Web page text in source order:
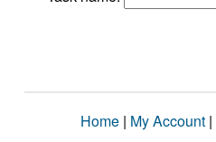
Home | My Account |